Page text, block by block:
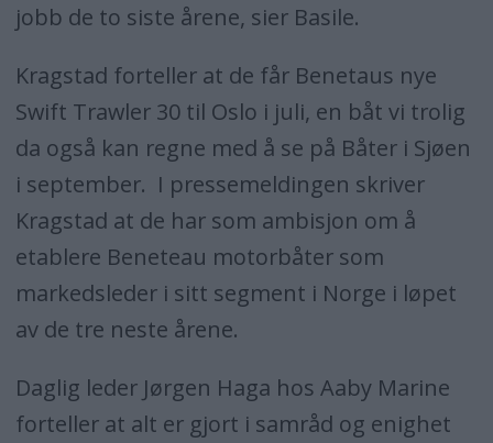
jobb de to siste årene, sier Basile.
Kragstad forteller at de får Benetaus nye
Swift Trawler 30 til Oslo i juli, en båt vi trolig
da også kan regne med å se på Båter i Sjøen
i september. I pressemeldingen skriver
Kragstad at de har som ambisjon om å
etablere Beneteau motorbåter som
markedsleder i sitt segment i Norge i løpet
av de tre neste årene.
Daglig leder Jørgen Haga hos Aaby Marine
forteller at alt er gjort i samråd og enighet